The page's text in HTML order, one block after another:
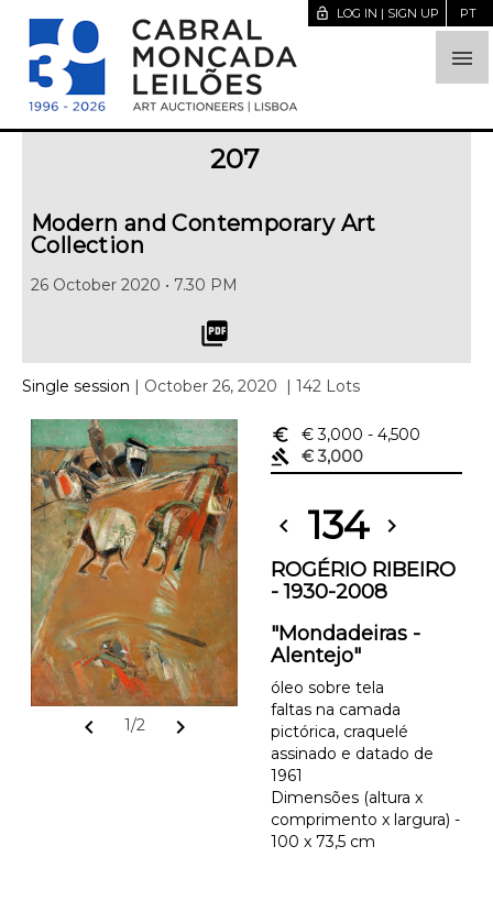

lock_open LOG IN | SIGN UP PT
207
Modern and Contemporary Art
Collection
26 October 2020 • 7.30 PM
picture_as_pdf
Single session | October 26, 2020 | 142 Lots
chevron_left 1/2 chevron_right
euro_symbol € 3,000 - 4,500
gavel
€ 3,000
chevron_left 134 chevron_right
ROGÉRIO RIBEIRO
- 1930-2008
"Mondadeiras -
Alentejo"
óleo sobre tela
faltas na camada
pictórica, craquelé
assinado e datado de
1961
Dimensões (altura x
comprimento x largura) -
100 x 73,5 cm